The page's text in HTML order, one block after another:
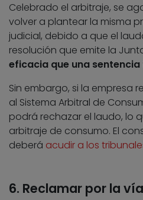
Celebrado el arbitraje, se
volver a plantear la misma
judicial, debido a que el
resolución que emite la
eficacia que una
Sin embargo, si la empresa
al Sistema Arbitral de
podrá rechazar el laudo, lo
arbitraje de consumo. El
deberá acudir a los
6. Reclamar por la